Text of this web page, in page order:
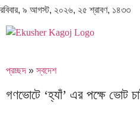
রবিবার, ৯ আগস্ট, ২০২৬, ২৫ শ্রাবণ, ১৪৩৩
প্রচ্ছদ »স্বদেশ
গণভোটে ‘হ্যাঁ’ এর পক্ষে ভোট